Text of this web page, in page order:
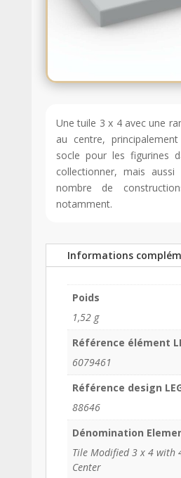
Une tuile 3 x 4 avec une
au centre,
socle pour les figurines
collectionner, mais
nombre de
notamment.
Informations
Poids
1,52 g
Référence élément
6079461
Référence design
88646
Dénomination
Tile Modified 3 x 4 with
Center